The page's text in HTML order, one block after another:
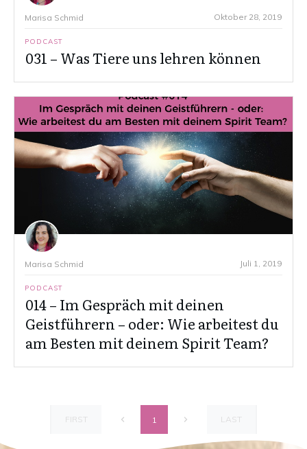
Marisa Schmid Oktober 28, 2019
PODCAST
031 – Was Tiere uns lehren können
Marisa Schmid Juli 1, 2019
PODCAST
014 – Im Gespräch mit deinen
Geistführern – oder: Wie arbeitest du
am Besten mit deinem Spirit Team?
FIRST 1 LAST